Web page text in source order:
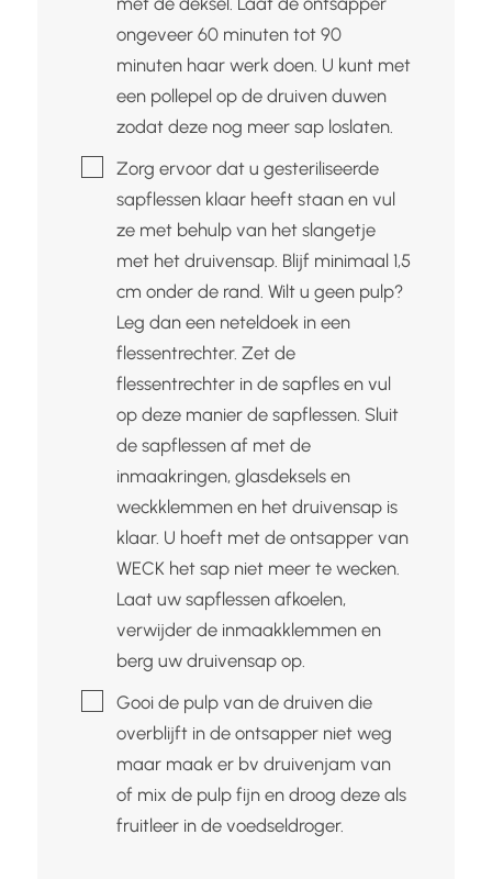
ongeveer 60 minuten tot 90
minuten haar werk doen. U kunt met
een pollepel op de druiven duwen
zodat deze nog meer sap loslaten.
▢
Zorg ervoor dat u gesteriliseerde
sapflessen klaar heeft staan en vul
ze met behulp van het slangetje
met het druivensap. Blijf minimaal 1,5
cm onder de rand. Wilt u geen pulp?
Leg dan een neteldoek in een
flessentrechter. Zet de
flessentrechter in de sapfles en vul
op deze manier de sapflessen. Sluit
de sapflessen af met de
inmaakringen, glasdeksels en
weckklemmen en het druivensap is
klaar. U hoeft met de ontsapper van
WECK het sap niet meer te wecken.
Laat uw sapflessen afkoelen,
verwijder de inmaakklemmen en
berg uw druivensap op.
▢
Gooi de pulp van de druiven die
overblijft in de ontsapper niet weg
maar maak er bv druivenjam van
of mix de pulp fijn en droog deze als
fruitleer in de voedseldroger.